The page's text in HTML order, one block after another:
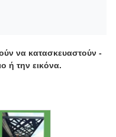
να κατασκευαστούν -
ή την εικόνα.